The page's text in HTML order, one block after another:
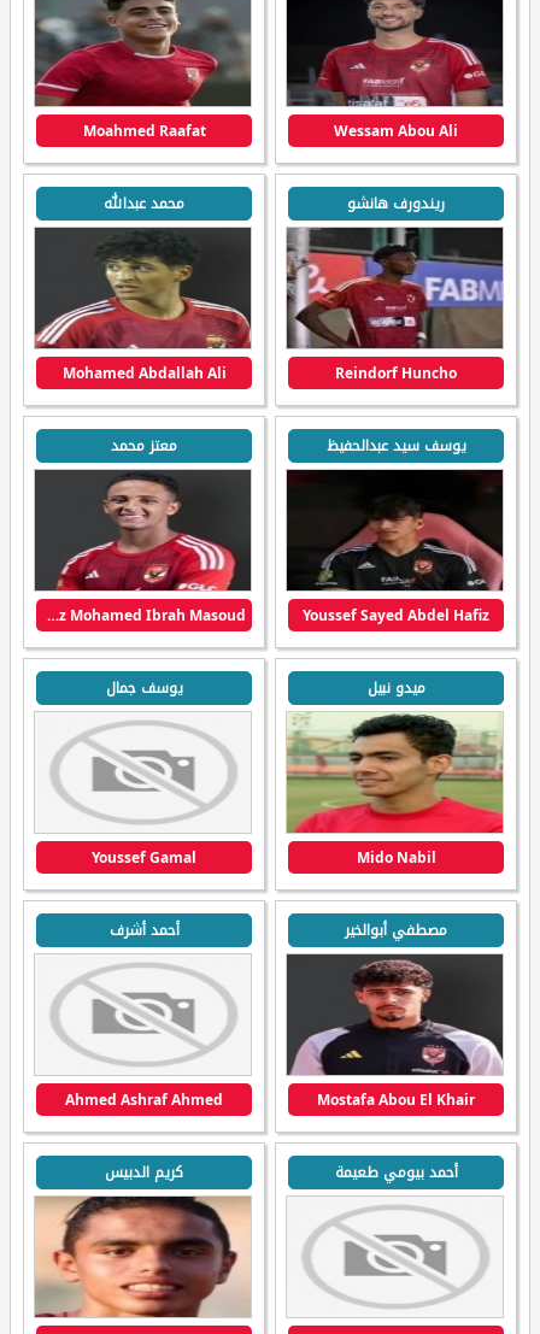
Wessam Abou Ali
Moahmed Raafat
ريندورف هانشو
Reindorf Huncho
محمد عبدالله
Mohamed Abdallah Ali
يوسف سيد عبدالحفيظ
Youssef Sayed Abdel Hafiz
معتز محمد
Motaz Mohamed Ibrah Masoud
ميدو نبيل
Mido Nabil
يوسف جمال
Youssef Gamal
مصطفي أبوالخير
Mostafa Abou El Khair
أحمد أشرف
Ahmed Ashraf Ahmed
أحمد بيومي طعيمة كريم الدبيس